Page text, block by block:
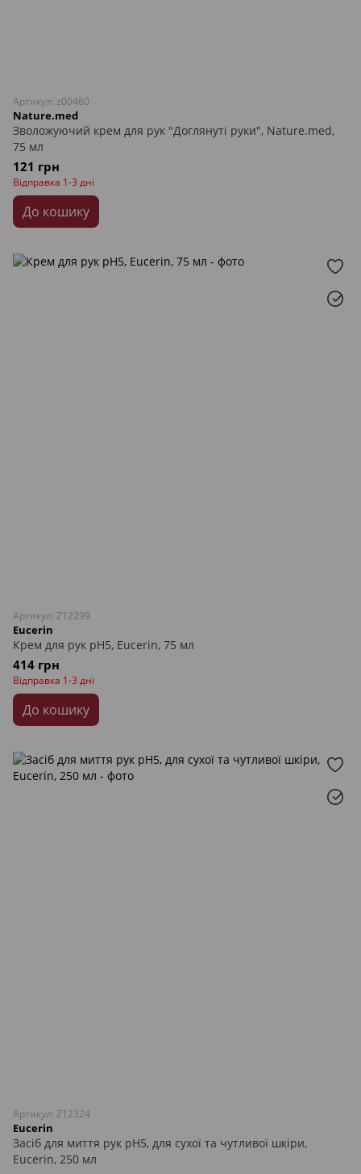
Артикул: z00460
Nature.med
Зволожуючий крем для рук "Доглянуті руки", Nature.med,
75 мл
121 грн
Відправка 1-3 дні
До кошику
Артикул: Z12299
Eucerin
Крем для рук pH5, Eucerin, 75 мл
414 грн
Відправка 1-3 дні
До кошику
Артикул: Z12324
Eucerin
Засіб для миття рук pH5, для сухої та чутливої шкіри,
Eucerin, 250 мл